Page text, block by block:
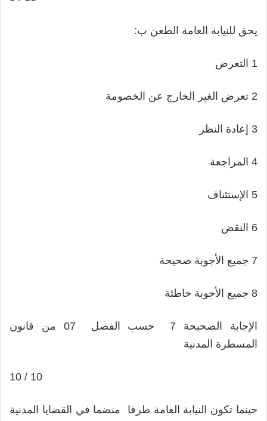
يحق للنيابة العامة الطعن ب:
1 التعرض
2 تعرض الغير الخارج عن الخصومة
3 إعادة النظر
4 المراجعة
5 الإستئناف
6 النقض
7 جميع الأجوبة صحيحة
8 جميع الأجوبة خاطئة
الإجابة الصحيحة 7 حسب الفصل 07 من قانون
المسطرة المدنية
10 / 10
حينما تكون النيابة العامة طرفا منضما في القضايا المدنية